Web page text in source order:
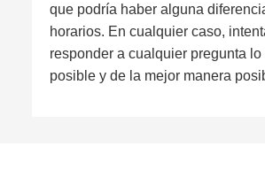
que podría haber alguna
horarios. En cualquier caso,
responder a cualquier pregunta lo
posible y de la mejor manera